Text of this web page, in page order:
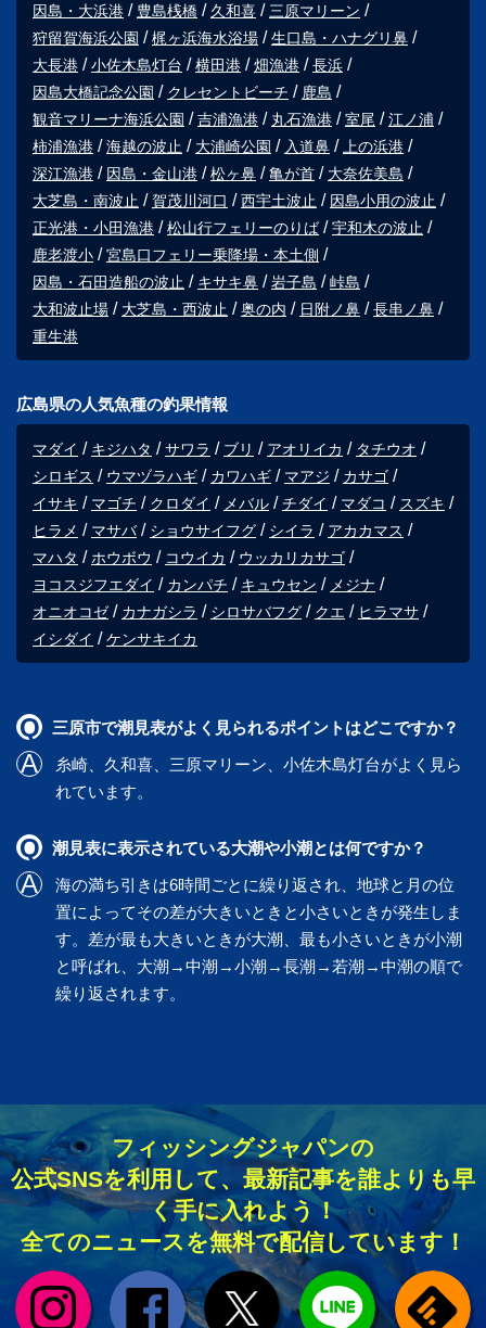
因島・大浜港 豊島桟橋 久和喜
三原マリーン
狩留賀海浜公園
梶ヶ浜海水浴場
生口島・ハナグリ鼻
大長港
小佐木島灯台 横田港 畑漁港
長浜
因島大橋記念公園
クレセントビーチ
鹿島
観音マリーナ海浜公園
吉浦漁港 丸石漁港 室尾
江ノ浦
柿浦漁港
海越の波止 大浦崎公園 入道鼻
上の浜港
深江漁港
因島・金山港 松ヶ鼻 亀が首
大奈佐美島
大芝島・南波止
賀茂川河口 西宇土波止
因島小用の波止
正光港・小田漁港
松山行フェリーのりば
宇和木の波止
鹿老渡小
宮島口フェリー乗降場・本土側
因島・石田造船の波止
キサキ鼻 岩子島
峠島
大和波止場
大芝島・西波止 奥の内 日附ノ鼻
長串ノ鼻
重生港
広島県の人気魚種の釣果情報
マダイ キジハタ サワラ ブリ アオリイカ
タチウオ
シロギス
ウマヅラハギ カワハギ マアジ
カサゴ
イサキ
マゴチ クロダイ メバル チダイ マダコ
スズキ
ヒラメ
マサバ ショウサイフグ シイラ
アカカマス
マハタ
ホウボウ コウイカ
ウッカリカサゴ
ヨコスジフエダイ
カンパチ キュウセン
メジナ
オニオコゼ
カナガシラ シロサバフグ クエ
ヒラマサ
イシダイ
ケンサキイカ
三原市で潮見表がよく見られるポイントはどこですか？
糸崎
久和喜 三原マリーン 小佐木島灯台がよく見ら
れています。
潮見表に表示されている大潮や小潮とは何ですか？
海の満ち引きは6時間ごとに繰り返され、地球と月の位
置によってその差が大きいときと小さいときが発生しま
す。差が最も大きいときが大潮、最も小さいときが小潮
と呼ばれ、大潮→中潮→小潮→長潮→若潮→中潮の順で
繰り返されます。
フィッシングジャパンの
公式SNSを利用して、最新記事を誰よりも早
く手に入れよう！
全てのニュースを無料で配信しています！